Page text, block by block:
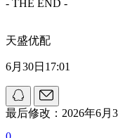
- THE END -
天盛优配
6月30日17:01
最后修改：2026年6月